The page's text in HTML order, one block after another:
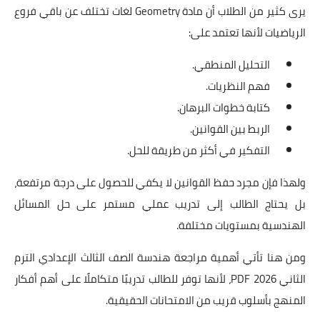
يرى كثير من الطلاب أن مادة Geometry لغات تختلف عن باقي فروع
الرياضيات لأنها تعتمد على:
التحليل المنطقي.
فهم النظريات.
كتابة خطوات البرهان.
الربط بين القوانين.
التفكير في أكثر من طريقة للحل.
ولهذا فإن مجرد حفظ القوانين لا يكفي للحصول على درجة مرتفعة،
بل يحتاج الطالب إلى تدريب عملي مستمر على حل المسائل
الهندسية بمستويات مختلفة.
ومن هنا تأتي أهمية مراجعة هندسة الصف الثالث الإعدادي الترم
الثاني 2026 PDF، لأنها توفر للطالب تدريبًا متكاملًا على أهم أفكار
المنهج بأسلوب قريب من الامتحانات الحقيقية.